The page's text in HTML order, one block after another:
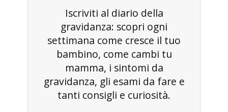
Iscriviti al diario della
gravidanza: scopri ogni
settimana come cresce il tuo
bambino, come cambi tu
mamma, i sintomi da
gravidanza, gli esami da fare e
tanti consigli e curiosità.